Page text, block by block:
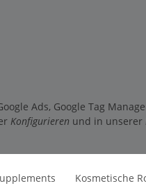
Ads, Google Tag
Konfigurieren und in unserer
Kosmetische